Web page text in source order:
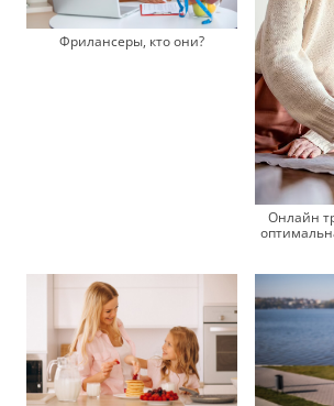
Фрилансеры, кто они?
Онлайн